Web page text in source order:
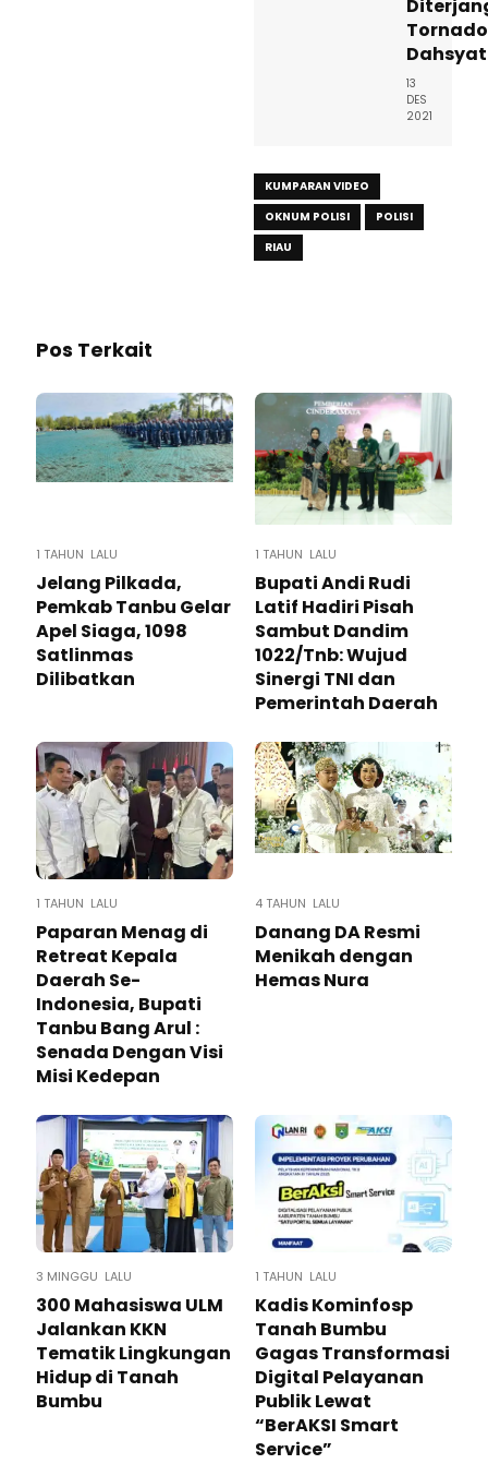
Tornado
Dahsyat
13
DES
2021
KUMPARAN VIDEO
OKNUM POLISI
POLISI
RIAU
Pos Terkait
1 TAHUN LALU
Jelang Pilkada,
Pemkab Tanbu Gelar
Apel Siaga, 1098
Satlinmas
Dilibatkan
1 TAHUN LALU
Bupati Andi Rudi
Latif Hadiri Pisah
Sambut Dandim
1022/Tnb: Wujud
Sinergi TNI dan
Pemerintah Daerah
1 TAHUN LALU
Paparan Menag di
Retreat Kepala
Daerah Se-
Indonesia, Bupati
Tanbu Bang Arul :
Senada Dengan Visi
Misi Kedepan
4 TAHUN LALU
Danang DA Resmi
Menikah dengan
Hemas Nura
3 MINGGU LALU
300 Mahasiswa ULM
Jalankan KKN
Tematik Lingkungan
Hidup di Tanah
Bumbu
1 TAHUN LALU
Kadis Kominfosp
Tanah Bumbu
Gagas Transformasi
Digital Pelayanan
Publik Lewat
“BerAKSI Smart
Service”